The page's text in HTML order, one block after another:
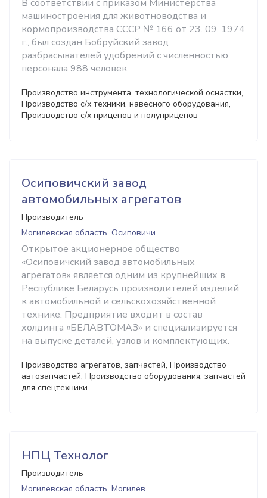
В соответствии с приказом Министерства
машиностроения для животноводства и
кормопроизводства СССР № 166 от 23. 09. 1974
г., был создан Бобруйский завод
разбрасывателей удобрений с численностью
персонала 988 человек.
Производство инструмента, технологической оснастки,
Производство с/х техники, навесного оборудования,
Производство с/х прицепов и полуприцепов
Осиповичский завод
автомобильных агрегатов
Производитель
Могилевская область, Осиповичи
Открытое акционерное общество
«Осиповичский завод автомобильных
агрегатов» является одним из крупнейших в
Республике Беларусь производителей изделий
к автомобильной и сельскохозяйственной
технике. Предприятие входит в состав
холдинга «БЕЛАВТОМАЗ» и специализируется
на выпуске деталей, узлов и комплектующих.
Производство агрегатов, запчастей, Производство
автозапчастей, Производство оборудования, запчастей
для спецтехники
НПЦ Технолог
Производитель
Могилевская область, Могилев